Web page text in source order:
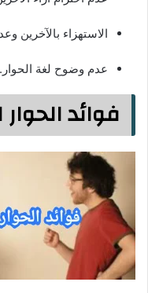
الاستهزاء بالآخرين
عدم وضوح لغة الحوار.
فوائد